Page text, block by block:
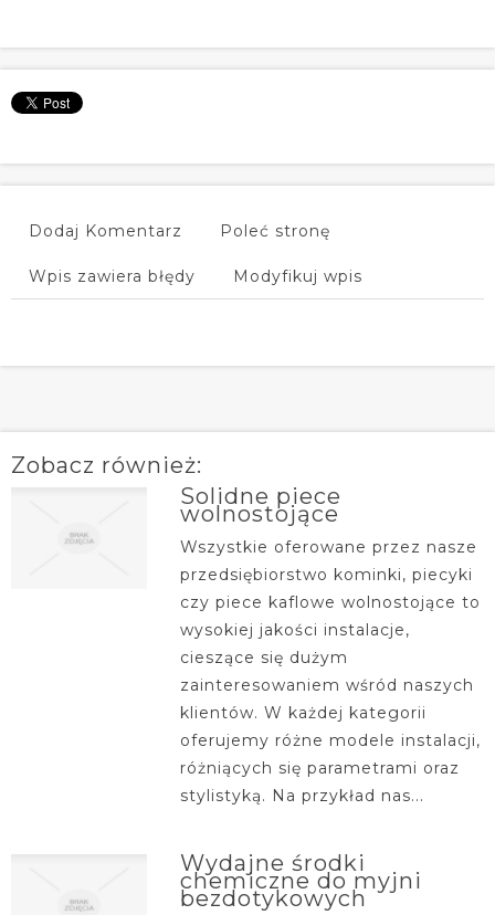
Dodaj Komentarz Poleć stronę
Wpis zawiera błędy Modyfikuj wpis
Zobacz również:
Solidne piece
wolnostojące
Wszystkie oferowane przez nasze
przedsiębiorstwo kominki, piecyki
czy piece kaflowe wolnostojące to
wysokiej jakości instalacje,
cieszące się dużym
zainteresowaniem wśród naszych
klientów. W każdej kategorii
oferujemy różne modele instalacji,
różniących się parametrami oraz
stylistyką. Na przykład nas...
Wydajne środki
chemiczne do myjni
bezdotykowych